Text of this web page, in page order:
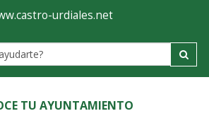
urdiales.net
Label
TU AYUNTAMIENTO